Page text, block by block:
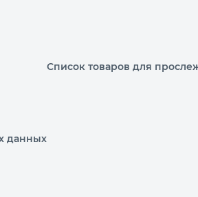
данных
Список товаров для